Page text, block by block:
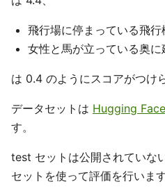
飛行場に停まっている飛行
女性と馬が立っている奥に
は 0.4 のようにスコアがつけ
データセットは Hugging
す。
test セットは公開されていな
セットを使って評価を行います